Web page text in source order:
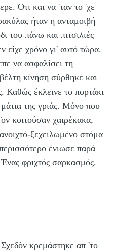
Ότι και να 'ταν το 'χε
ήταν η ανταμοιβή
του πάνω και πιτσιλιές
είχε χρόνο γι' αυτό τώρα.
να ασφαλίσει τη
κίνηση σύρθηκε και
έκλεινε το πορτάκι
της γριάς. Μόνο που
κοιτούσαν χαιρέκακα,
ξεχειλωμένο στόμα
ένιωσε παρά
φριχτός σαρκασμός.
κρεμάστηκε απ 'το